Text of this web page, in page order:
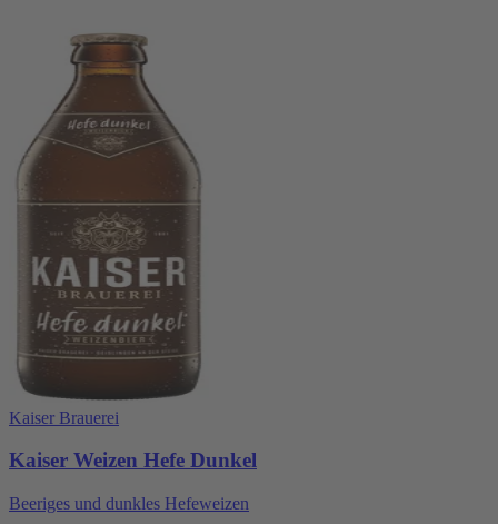
Kaiser Brauerei
Kaiser Weizen Hefe Dunkel
Beeriges und dunkles Hefeweizen